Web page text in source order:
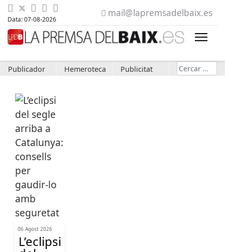
Data: 07-08-2026
mail@lapremsadelbaix.es
Publicador Hemeroteca Publicitat Cerca
06 Agost 2026
L’eclipsi